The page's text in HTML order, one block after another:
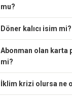
mu?
Döner kalıcı isim mi?
Abonman olan karta
mi?
İklim krizi olursa ne